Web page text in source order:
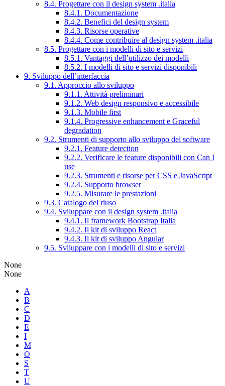
8.4. Progettare con il design system .italia
8.4.1. Documentazione
8.4.2. Benefici del design system
8.4.3. Risorse operative
8.4.4. Come contribuire al design system .italia
8.5. Progettare con i modelli di sito e servizi
8.5.1. Vantaggi dell’utilizzo dei modelli
8.5.2. I modelli di sito e servizi disponibili
9. Sviluppo dell’interfaccia
9.1. Approccio allo sviluppo
9.1.1. Attività preliminari
9.1.2. Web design responsivo e accessibile
9.1.3. Mobile first
9.1.4. Progressive enhancement e Graceful
degradation
9.2. Strumenti di supporto allo sviluppo del software
9.2.1. Feature detection
9.2.2. Verificare le feature disponibili con Can I
use
9.2.3. Strumenti e risorse per CSS e JavaScript
9.2.4. Supporto browser
9.2.5. Misurare le prestazioni
9.3. Catalogo del riuso
9.4. Sviluppare con il design system .italia
9.4.1. Il framework Bootstrap Italia
9.4.2. Il kit di sviluppo React
9.4.3. Il kit di sviluppo Angular
9.5. Sviluppare con i modelli di sito e servizi
None
None
A
B
C
D
E
I
M
O
S
T
U